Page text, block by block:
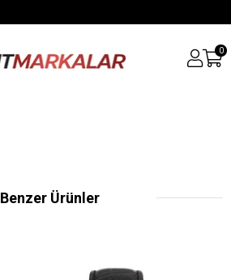
0
Benzer Ürünler